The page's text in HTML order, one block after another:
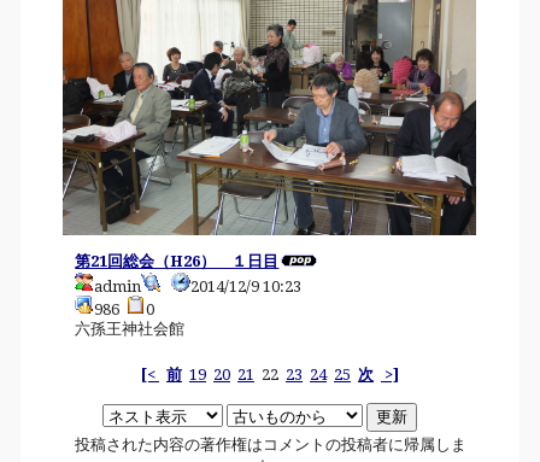
第21回総会（H26） １日目
admin
2014/12/9 10:23
986
0
六孫王神社会館
[< 前 19 20 21 22 23 24 25 次 >]
投稿された内容の著作権はコメントの投稿者に帰属しま